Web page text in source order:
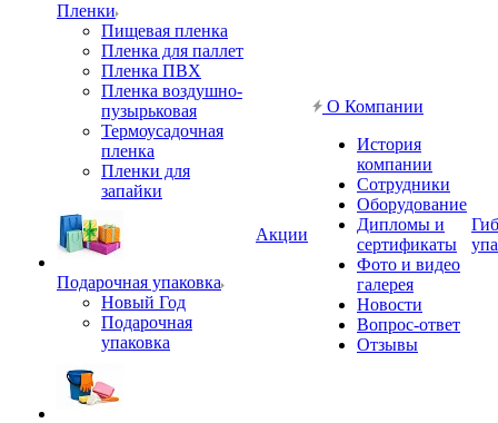
Пленки
Пищевая пленка
Пленка для паллет
Пленка ПВХ
Пленка воздушно-
пузырьковая
Термоусадочная
пленка
Пленки для
запайки
Подарочная упаковка
Новый Год
Подарочная
упаковка
Акции
О Компании
История
компании
Сотрудники
Оборудование
Дипломы и
сертификаты
Фото и видео
галерея
Новости
Вопрос-ответ
Отзывы